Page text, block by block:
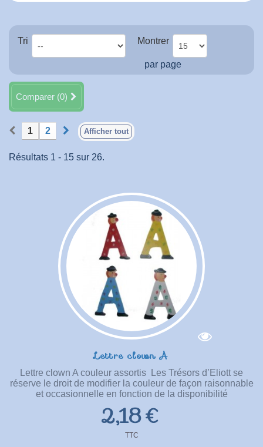
Tri Montrer
par page
Comparer (0)
Afficher tout
1 2
Résultats 1 - 15 sur 26.
Lettre clown A
Lettre clown A couleur assortis Les Trésors d’Eliott se
réserve le droit de modifier la couleur de façon raisonnable
et occasionnelle en fonction de la disponibilité
2,18 €
TTC